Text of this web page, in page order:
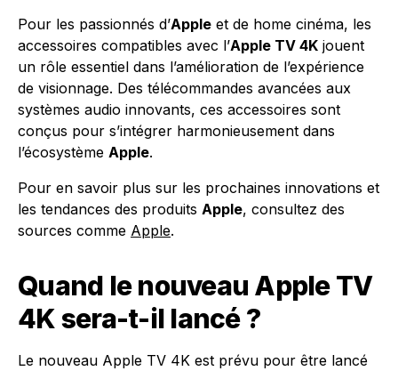
Pour les passionnés d’Apple et de home cinéma, les
accessoires compatibles avec l’Apple TV 4K jouent
un rôle essentiel dans l’amélioration de l’expérience
de visionnage. Des télécommandes avancées aux
systèmes audio innovants, ces accessoires sont
conçus pour s’intégrer harmonieusement dans
l’écosystème Apple.
Pour en savoir plus sur les prochaines innovations et
les tendances des produits Apple, consultez des
sources comme Apple.
Quand le nouveau Apple TV
4K sera-t-il lancé ?
Le nouveau Apple TV 4K est prévu pour être lancé